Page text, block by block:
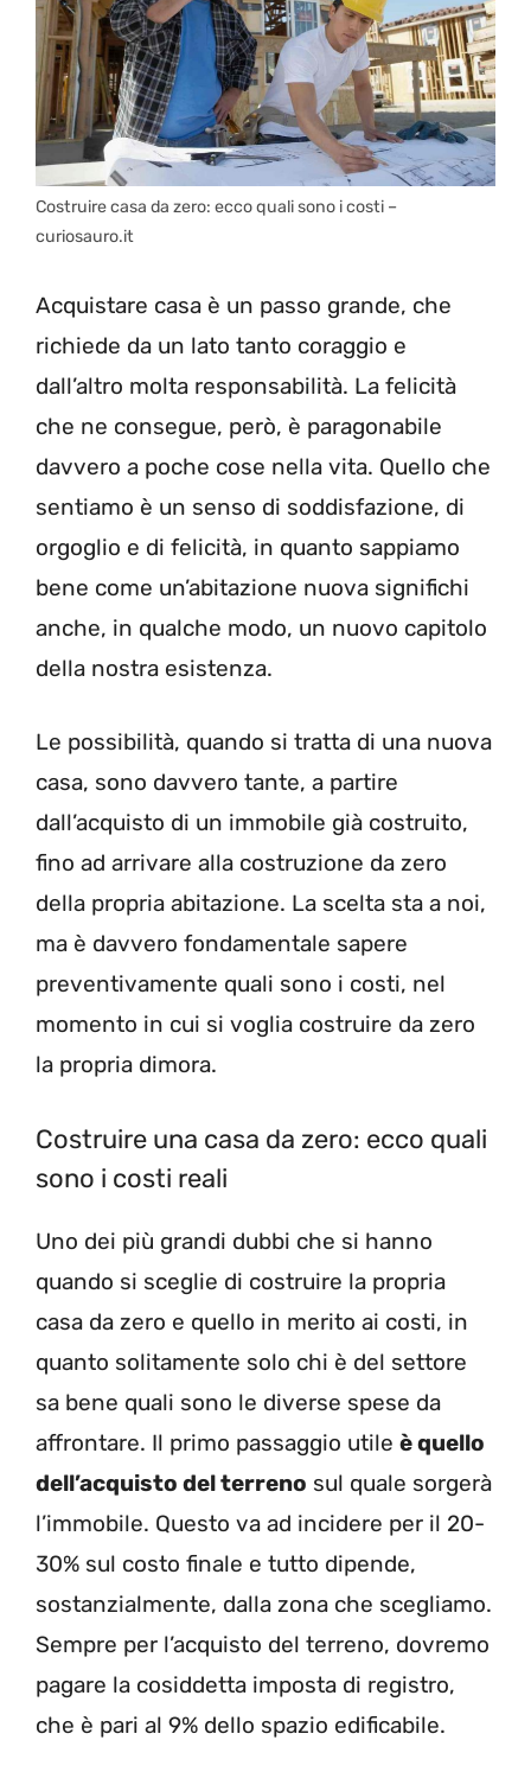
Costruire casa da zero: ecco quali sono i costi –
curiosauro.it
Acquistare casa è un passo grande, che
richiede da un lato tanto coraggio e
dall’altro molta responsabilità. La felicità
che ne consegue, però, è paragonabile
davvero a poche cose nella vita. Quello che
sentiamo è un senso di soddisfazione, di
orgoglio e di felicità, in quanto sappiamo
bene come un’abitazione nuova significhi
anche, in qualche modo, un nuovo capitolo
della nostra esistenza.
Le possibilità, quando si tratta di una nuova
casa, sono davvero tante, a partire
dall’acquisto di un immobile già costruito,
fino ad arrivare alla costruzione da zero
della propria abitazione. La scelta sta a noi,
ma è davvero fondamentale sapere
preventivamente quali sono i costi, nel
momento in cui si voglia costruire da zero
la propria dimora.
Costruire una casa da zero: ecco quali
sono i costi reali
Uno dei più grandi dubbi che si hanno
quando si sceglie di costruire la propria
casa da zero e quello in merito ai costi, in
quanto solitamente solo chi è del settore
sa bene quali sono le diverse spese da
affrontare. Il primo passaggio utile è quello
dell’acquisto del terreno sul quale sorgerà
l’immobile. Questo va ad incidere per il 20-
30% sul costo finale e tutto dipende,
sostanzialmente, dalla zona che scegliamo.
Sempre per l’acquisto del terreno, dovremo
pagare la cosiddetta imposta di registro,
che è pari al 9% dello spazio edificabile.